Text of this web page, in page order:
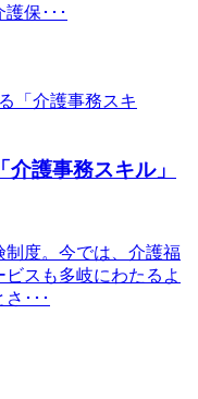
保･･･
護事務スキル」
制度。今では、介護福
スも多岐にわたるよ
･･･